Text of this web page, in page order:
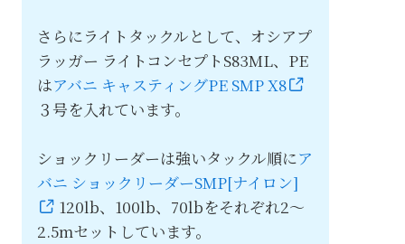
さらにライトタックルとして、オシアプ
ラッガー ライトコンセプトS83ML、PE
はアバニ キャスティングPE SMP X8
３号を入れています。
ショックリーダーは強いタックル順にア
バニ ショックリーダーSMP[ナイロン]
120lb、100lb、70lbをそれぞれ2～
2.5mセットしています。